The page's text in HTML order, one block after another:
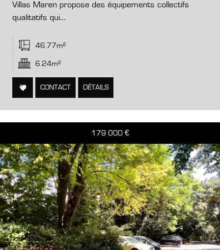
Villas Maren propose des équipements collectifs
qualitatifs qui...
46.77m²
6.24m²
CONTACT DÉTAILS
179 000 €